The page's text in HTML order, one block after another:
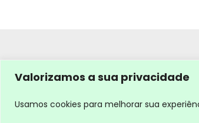
Valorizamos a sua privacidade
Usamos cookies para melhorar sua